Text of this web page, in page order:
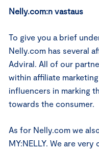
Nelly.com:n vastaus
To give you a brief
Nelly.com has several
Adviral. All of our
within affiliate
influencers in marking
towards the consumer.
As for Nelly.com we
MY:NELLY. We are